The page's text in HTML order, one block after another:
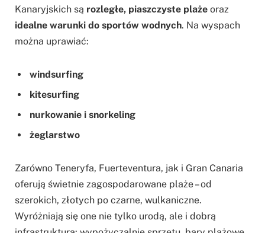
Kanaryjskich są rozległe, piaszczyste plaże oraz
idealne warunki do sportów wodnych. Na wyspach
można uprawiać:
windsurfing
kitesurfing
nurkowanie i snorkeling
żeglarstwo
Zarówno Teneryfa, Fuerteventura, jak i Gran Canaria
oferują świetnie zagospodarowane plaże – od
szerokich, złotych po czarne, wulkaniczne.
Wyróżniają się one nie tylko urodą, ale i dobrą